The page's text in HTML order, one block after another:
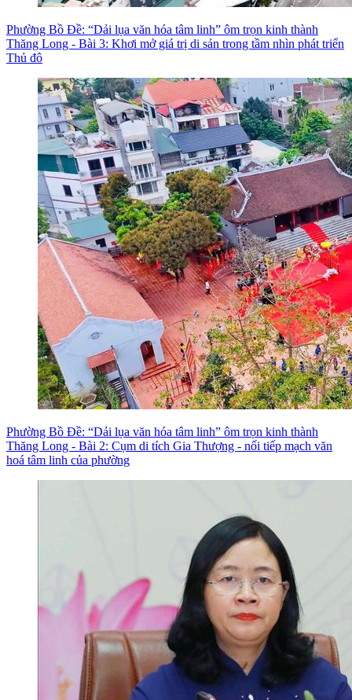
Phường Bồ Đề: “Dải lụa văn hóa tâm linh” ôm trọn kinh thành
Thăng Long - Bài 3: Khơi mở giá trị di sản trong tầm nhìn phát triển
Thủ đô
Phường Bồ Đề: “Dải lụa văn hóa tâm linh” ôm trọn kinh thành
Thăng Long - Bài 2: Cụm di tích Gia Thượng - nối tiếp mạch văn
hoá tâm linh của phường